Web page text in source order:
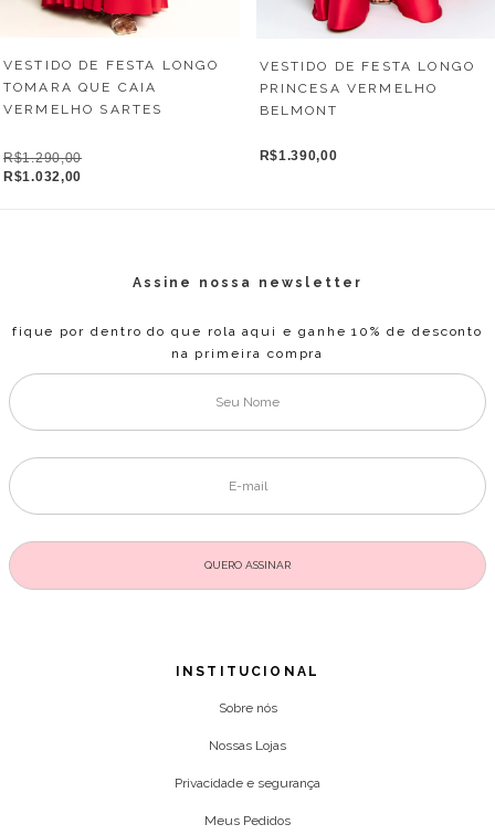
VESTIDO DE FESTA LONGO
TOMARA QUE CAIA
VERMELHO SARTES
R$1.290,00
R$1.032,00
VESTIDO DE FESTA LONGO
PRINCESA VERMELHO
BELMONT
R$1.390,00
Assine nossa newsletter
fique por dentro do que rola aqui e ganhe 10% de desconto
na primeira compra
INSTITUCIONAL
Sobre nós
Nossas Lojas
Privacidade e segurança
Meus Pedidos